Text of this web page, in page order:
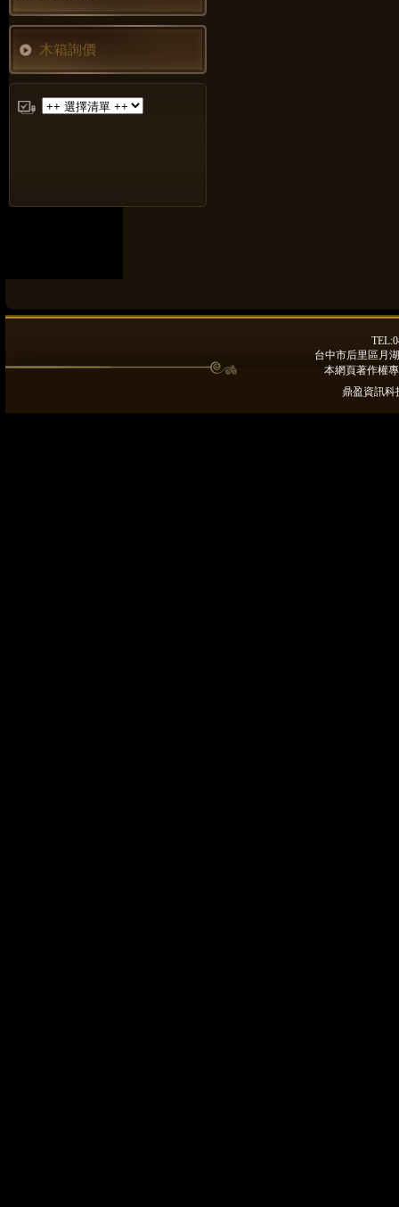
木箱詢價
台中市后里區月
本網頁著作權
鼎盈資訊科